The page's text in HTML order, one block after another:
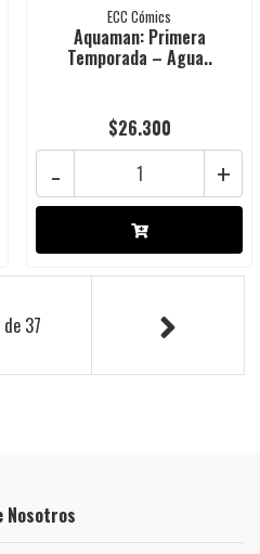
ECC Cómics
Aquaman: Primera
Temporada – Agua..
$26.300
+
-
de 37
Nosotros